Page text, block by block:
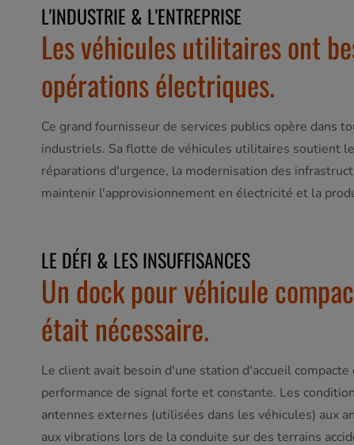
L'INDUSTRIE & L'ENTREPRISE
Les véhicules utilitaires ont
opérations électriques.
Ce grand fournisseur de services publics opère
industriels. Sa flotte de véhicules utilitaires soutient
réparations d'urgence, la modernisation des
maintenir l'approvisionnement en électricité et la
LE DÉFI & LES INSUFFISANCES
Un dock pour véhicule
était nécessaire.
Le client avait besoin d'une station d'accueil
performance de signal forte et constante. Les
antennes externes (utilisées dans les véhicules) aux
aux vibrations lors de la conduite sur des terrains